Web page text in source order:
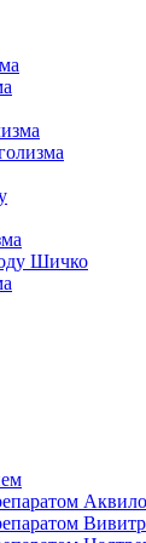
Шичко